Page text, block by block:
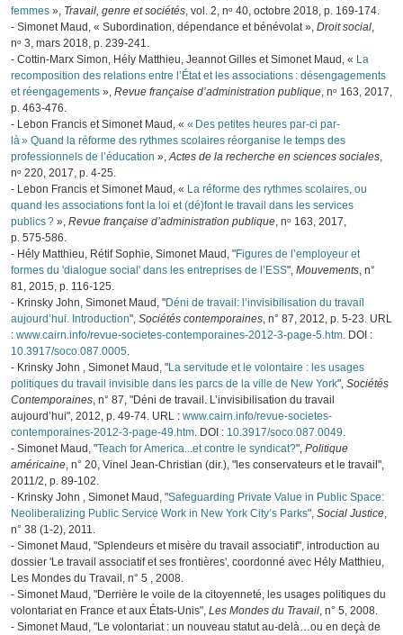
femmes », Travail, genre et sociétés, vol. 2, nᵒ 40, octobre 2018, p. 169‑174.
- Simonet Maud, « Subordination, dépendance et bénévolat », Droit social,
nᵒ 3, mars 2018, p. 239‑241.
- Cottin-Marx Simon, Hély Matthieu, Jeannot Gilles et Simonet Maud, « La
recomposition des relations entre l’État et les associations : désengagements
et réengagements », Revue française d’administration publique, nᵒ 163, 2017,
p. 463‑476.
- Lebon Francis et Simonet Maud, « « Des petites heures par-ci par-
là » Quand la réforme des rythmes scolaires réorganise le temps des
professionnels de l’éducation »,Actes de la recherche en sciences sociales,
nᵒ 220, 2017, p. 4‑25.
- Lebon Francis et Simonet Maud, « La réforme des rythmes scolaires, ou
quand les associations font la loi et (dé)font le travail dans les services
publics ? », Revue française d’administration publique, nᵒ 163, 2017,
p. 575‑586.
- Hély Matthieu, Rétif Sophie, Simonet Maud, "Figures de l’employeur et
formes du 'dialogue social' dans les entreprises de l’ESS", Mouvements, n°
81, 2015, p. 116-125.
- Krinsky John, Simonet Maud, "Déni de travail: l’invisibilisation du travail
aujourd’hui. Introduction", Sociétés contemporaines, n° 87, 2012, p. 5-23. URL
: www.cairn.info/revue-societes-contemporaines-2012-3-page-5.htm. DOI :
10.3917/soco.087.0005.
- Krinsky John , Simonet Maud, "La servitude et le volontaire : les usages
politiques du travail invisible dans les parcs de la ville de New York", Sociétés
Contemporaines, n° 87, "Déni de travail. L’invisibilisation du travail
aujourd’hui", 2012, p. 49-74. URL : www.cairn.info/revue-societes-
contemporaines-2012-3-page-49.htm. DOI : 10.3917/soco.087.0049.
- Simonet Maud, "Teach for America...et contre le syndicat?", Politique
américaine, n° 20, Vinel Jean-Christian (dir.), "les conservateurs et le travail",
2011/2, p. 89-102.
- Krinsky John , Simonet Maud, "Safeguarding Private Value in Public Space:
Neoliberalizing Public Service Work in New York City’s Parks", Social Justice,
n° 38 (1-2), 2011.
- Simonet Maud, "Splendeurs et misère du travail associatif", introduction au
dossier 'Le travail associatif et ses frontières', coordonné avec Hély Matthieu,
Les Mondes du Travail , n° 5 , 2008.
- Simonet Maud, "Derrière le voile de la citoyenneté, les usages politiques du
volontariat en France et aux États-Unis", Les Mondes du Travail, n° 5, 2008.
- Simonet Maud, "Le volontariat : un nouveau statut au-delà…ou en deçà de